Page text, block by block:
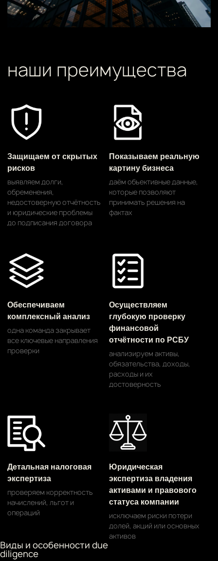
наши преимущества
Защищаем от скрытых
рисков
выявляем долги,
обременения,
недостоверную отчётность
и юридические проблемы
до подписания договора
Показываем реальную
картину бизнеса
даём объективные данные,
которые позволяют
принимать решения на
фактах
Обеспечиваем
комплексный анализ
одна команда закрывает
все ключевые направления
проверки
Осуществляем
глубокую проверку
финансовой
отчётности по РСБУ
анализируем активы,
обязательства, доходы,
расходы и их
достоверность
Детальная налоговая
экспертиза
проверяем корректность
начислений, льгот и
операций
Юридическая
экспертиза владения
активами и правового
статуса компании
исключаем риски потери
долей, акций или основных
активов
Виды и особенности due
diligence